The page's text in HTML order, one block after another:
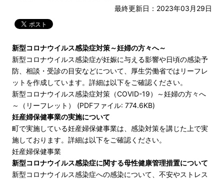
最終更新日：2023年03月29日
新型コロナウイルス感染症対策～妊婦の方々へ～
新型コロナウイルス感染症が妊娠に与える影響や日頃の感染予
防、相談・受診の目安などについて、厚生労働省ではリーフレ
ットを作成しています。詳細は以下をご確認ください。
新型コロナウイルス感染症対策（COVID-19）～妊婦の方々へ
～（リーフレット） (PDFファイル: 774.6KB)
妊産婦保健事業の実施について
町で実施している妊産婦保健事業は、感染対策を講じた上で実
施しております。詳細は以下をご確認ください。
妊産婦保健事業
新型コロナウイルス感染症に関する母性健康管理措置について
新型コロナウイルス感染症への感染について、不安やストレス